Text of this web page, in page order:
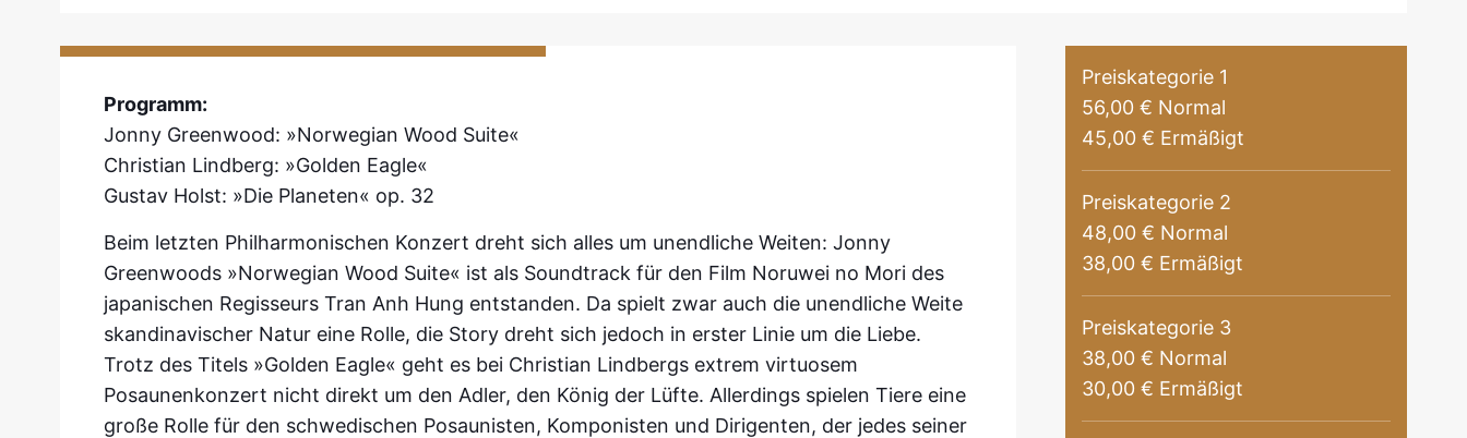
Programm:
Jonny Greenwood: »Norwegian Wood Suite«
Christian Lindberg: »Golden Eagle«
Gustav Holst: »Die Planeten« op. 32
Beim letzten Philharmonischen Konzert dreht sich alles um unendliche Weiten: Jonny
Greenwoods »Norwegian Wood Suite« ist als Soundtrack für den Film Noruwei no Mori des
japanischen Regisseurs Tran Anh Hung entstanden. Da spielt zwar auch die unendliche Weite
skandinavischer Natur eine Rolle, die Story dreht sich jedoch in erster Linie um die Liebe.
Trotz des Titels »Golden Eagle« geht es bei Christian Lindbergs extrem virtuosem
Posaunenkonzert nicht direkt um den Adler, den König der Lüfte. Allerdings spielen Tiere eine
große Rolle für den schwedischen Posaunisten, Komponisten und Dirigenten, der jedes seiner
Preiskategorie 1
56,00 € Normal
45,00 € Ermäßigt
Preiskategorie 2
48,00 € Normal
38,00 € Ermäßigt
Preiskategorie 3
38,00 € Normal
30,00 € Ermäßigt